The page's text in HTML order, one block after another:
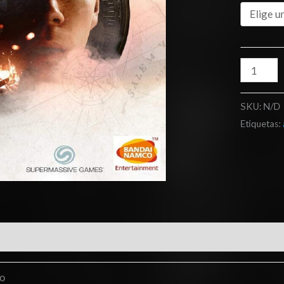
SKU:N/D
Etiquetas: